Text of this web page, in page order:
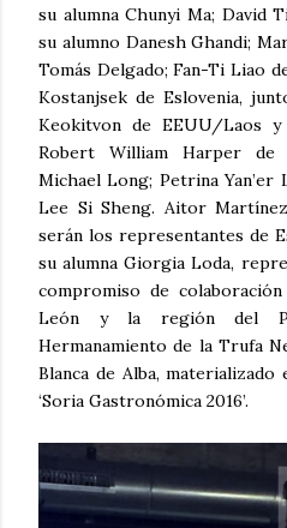
su alumna Chunyi Ma; David
su alumno Danesh Ghandi;
Tomás Delgado; Fan-Ti Liao
Kostanjsek de Eslovenia,
Keokitvon de EEUU/Laos y
Robert William Harper de
Michael Long; Petrina Yan’er
Lee Si Sheng. Aitor
serán los representantes de
su alumna Giorgia Loda,
compromiso de
León y la región del
Hermanamiento de la Trufa
Blanca de Alba,
‘Soria Gastronómica 2016’.